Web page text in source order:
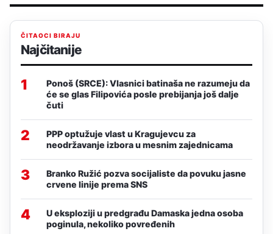
ČITAOCI BIRAJU
Najčitanije
1
Ponoš (SRCE): Vlasnici batinaša ne razumeju da
će se glas Filipovića posle prebijanja još dalje
čuti
2
PPP optužuje vlast u Kragujevcu za
neodržavanje izbora u mesnim zajednicama
3
Branko Ružić pozva socijaliste da povuku jasne
crvene linije prema SNS
4
U eksploziji u predgrađu Damaska jedna osoba
poginula, nekoliko povređenih